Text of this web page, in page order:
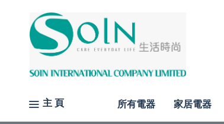
主 頁 所有電器 家居電器